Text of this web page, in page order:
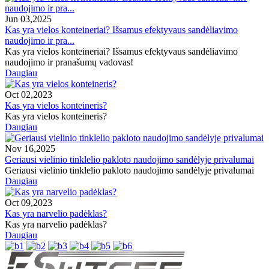
Jun 03,2025
Kas yra vielos konteineriai? Išsamus efektyvaus sandėliavimo
naudojimo ir pra...
Kas yra vielos konteineriai? Išsamus efektyvaus sandėliavimo
naudojimo ir pranašumų vadovas!
Daugiau
Oct 02,2023
Kas yra vielos konteineris?
Kas yra vielos konteineris?
Daugiau
Nov 16,2025
Geriausi vielinio tinklelio pakloto naudojimo sandėlyje privalumai
Geriausi vielinio tinklelio pakloto naudojimo sandėlyje privalumai
Daugiau
Oct 09,2023
Kas yra narvelio padėklas?
Kas yra narvelio padėklas?
Daugiau